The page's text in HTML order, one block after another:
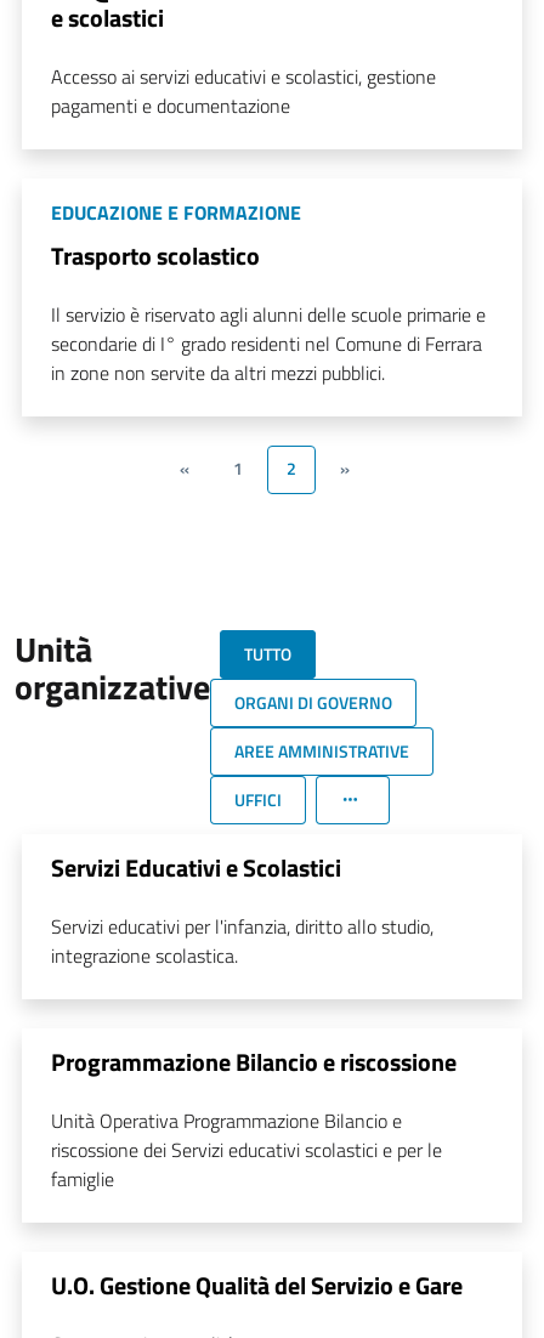
e scolastici
Accesso ai servizi educativi e scolastici, gestione
pagamenti e documentazione
EDUCAZIONE E FORMAZIONE
Trasporto scolastico
Il servizio è riservato agli alunni delle scuole primarie e
secondarie di I° grado residenti nel Comune di Ferrara
in zone non servite da altri mezzi pubblici.
« 1 2 »
Unità
organizzative
TUTTO
ORGANI DI GOVERNO
AREE AMMINISTRATIVE
UFFICI
Servizi Educativi e Scolastici
Servizi educativi per l'infanzia, diritto allo studio,
integrazione scolastica.
Programmazione Bilancio e riscossione
Unità Operativa Programmazione Bilancio e
riscossione dei Servizi educativi scolastici e per le
famiglie
U.O. Gestione Qualità del Servizio e Gare